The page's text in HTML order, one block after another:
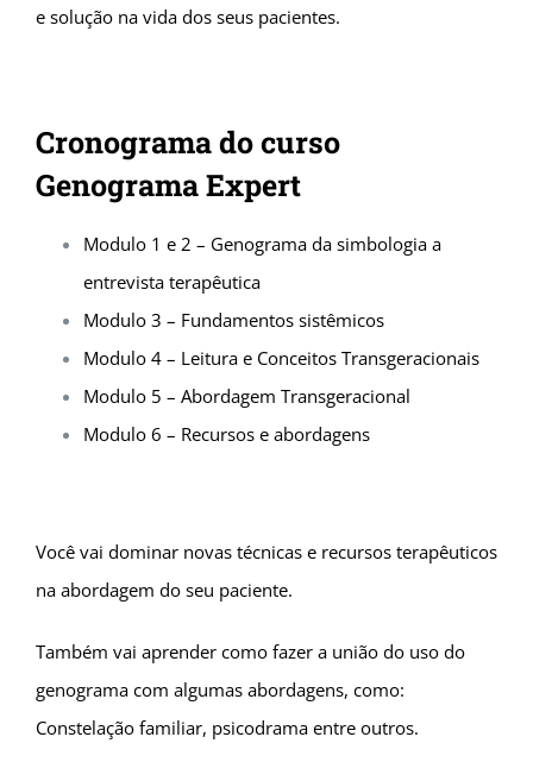
e solução na vida dos seus pacientes.
Cronograma do curso
Genograma Expert
Modulo 1 e 2 – Genograma da simbologia a
entrevista terapêutica
Modulo 3 – Fundamentos sistêmicos
Modulo 4 – Leitura e Conceitos Transgeracionais
Modulo 5 – Abordagem Transgeracional
Modulo 6 – Recursos e abordagens
Você vai dominar novas técnicas e recursos terapêuticos
na abordagem do seu paciente.
Também vai aprender como fazer a união do uso do
genograma com algumas abordagens, como:
Constelação familiar, psicodrama entre outros.